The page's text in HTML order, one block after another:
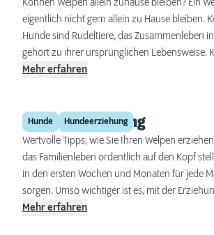
Können Welpen allein zuhause bleiben? Ein Welpe möchte
eigentlich nicht gern allein zu Hause bleiben.
Hunde sind Rudeltiere, das Zusammenleben
gehört zu ihrer ursprünglichen Lebensweise.
müssen erst lernen, einen gewissen Zeitraum
dem Training beginnen können.
Mehr erfahren
Hunde Hundeerziehung
Welpenerziehung
Wertvolle Tipps, wie Sie Ihren Welpen
das Familienleben ordentlich auf den Kopf
in den ersten Wochen und Monaten für jede
sorgen. Umso wichtiger ist es, mit der
frühzeitig zu beginnen und von Anfang an klar
Mehr erfahren